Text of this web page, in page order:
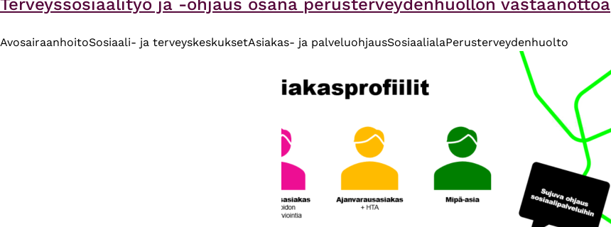
AvosairaanhoitoSosiaali- ja terveyskeskuksetAsiakas- ja palveluohjausSosiaalialaPerusterveydenhuolto